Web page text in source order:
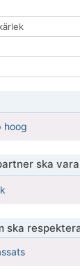
hoog
ska vara
ska